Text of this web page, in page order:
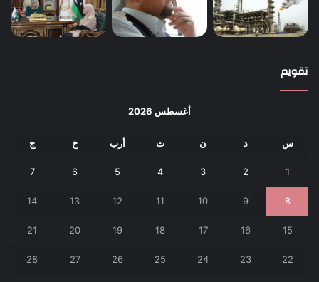
تقويم
أغسطس 2026
س د ن ث أرب خ ج
1
2
3
4
5
6
7
8
9
10
11
12
13
14
15
16
17
18
19
20
21
22
23
24
25
26
27
28